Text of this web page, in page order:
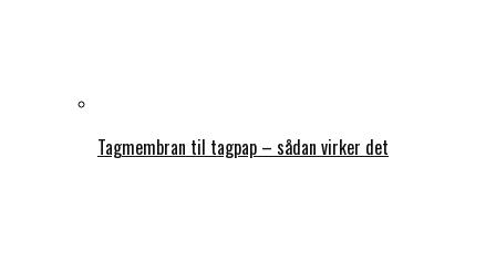
Tagmembran til tagpap – sådan virker det